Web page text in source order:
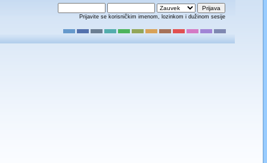
Prijavite se korisničkim imenom, lozinkom i dužinom sesije